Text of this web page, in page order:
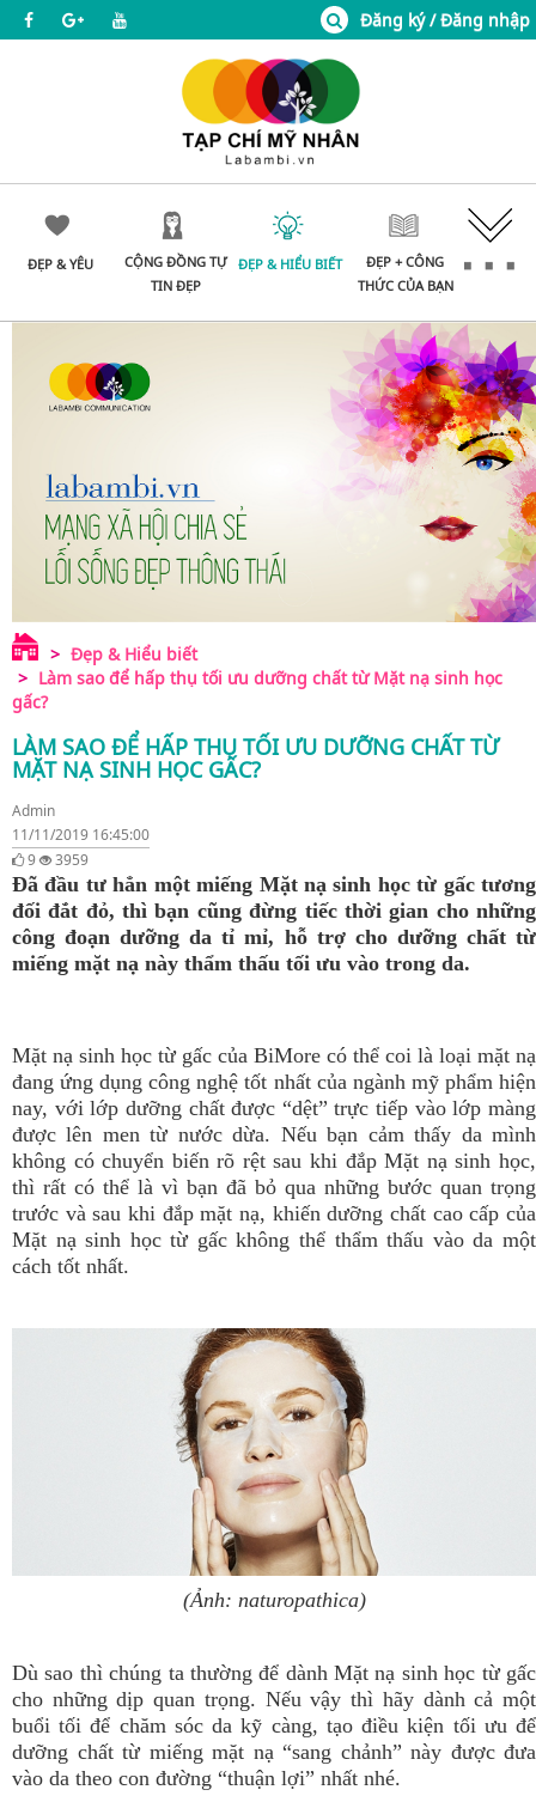
Đăng ký / Đăng nhập
ĐẸP & YÊU
CỘNG ĐỒNG TỰ
TIN ĐẸP
ĐẸP & HIỂU BIẾT
ĐẸP + CÔNG
THỨC CỦA BẠN
Đẹp & Hiểu biết
Làm sao để hấp thụ tối ưu dưỡng chất từ Mặt nạ sinh học
gấc?
LÀM SAO ĐỂ HẤP THỤ TỐI ƯU DƯỠNG CHẤT TỪ
MẶT NẠ SINH HỌC GẤC?
Admin
11/11/2019 16:45:00
9
3959
Đã đầu tư hẳn một miếng Mặt nạ sinh học từ gấc tương
đối đắt đỏ, thì bạn cũng đừng tiếc thời gian cho những
công đoạn dưỡng da tỉ mỉ, hỗ trợ cho dưỡng chất từ
miếng mặt nạ này thẩm thấu tối ưu vào trong da.
Mặt nạ sinh học từ gấc của BiMore có thể coi là loại mặt nạ
đang ứng dụng công nghệ tốt nhất của ngành mỹ phẩm hiện
nay, với lớp dưỡng chất được “dệt” trực tiếp vào lớp màng
được lên men từ nước dừa. Nếu bạn cảm thấy da mình
không có chuyển biến rõ rệt sau khi đắp Mặt nạ sinh học,
thì rất có thể là vì bạn đã bỏ qua những bước quan trọng
trước và sau khi đắp mặt nạ, khiến dưỡng chất cao cấp của
Mặt nạ sinh học từ gấc không thể thẩm thấu vào da một
cách tốt nhất.
(Ảnh: naturopathica)
Dù sao thì chúng ta thường để dành Mặt nạ sinh học từ gấc
cho những dịp quan trọng. Nếu vậy thì hãy dành cả một
buổi tối để chăm sóc da kỹ càng, tạo điều kiện tối ưu để
dưỡng chất từ miếng mặt nạ “sang chảnh” này được đưa
vào da theo con đường “thuận lợi” nhất nhé.